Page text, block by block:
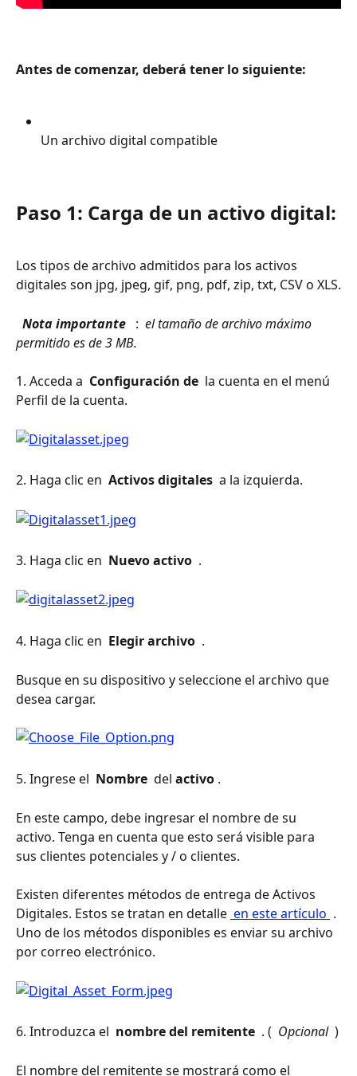
Antes de comenzar, deberá tener lo siguiente:
Un archivo digital compatible
Paso 1: Carga de un activo digital:
Los tipos de archivo admitidos para los activos
digitales son jpg, jpeg, gif, png, pdf, zip, txt, CSV o XLS.
Nota importante : el tamaño de archivo máximo
permitido es de 3 MB.
1. Acceda a Configuración de la cuenta en el menú
Perfil de la cuenta.
2. Haga clic en Activos digitales a la izquierda.
3. Haga clic en Nuevo activo .
4. Haga clic en Elegir archivo .
Busque en su dispositivo y seleccione el archivo que
desea cargar.
5. Ingrese el Nombre del activo .
En este campo, debe ingresar el nombre de su
activo. Tenga en cuenta que esto será visible para
sus clientes potenciales y / o clientes.
Existen diferentes métodos de entrega de Activos
Digitales. Estos se tratan en detalle en este artículo .
Uno de los métodos disponibles es enviar su archivo
por correo electrónico.
6. Introduzca el nombre del remitente . ( Opcional )
El nombre del remitente se mostrará como el